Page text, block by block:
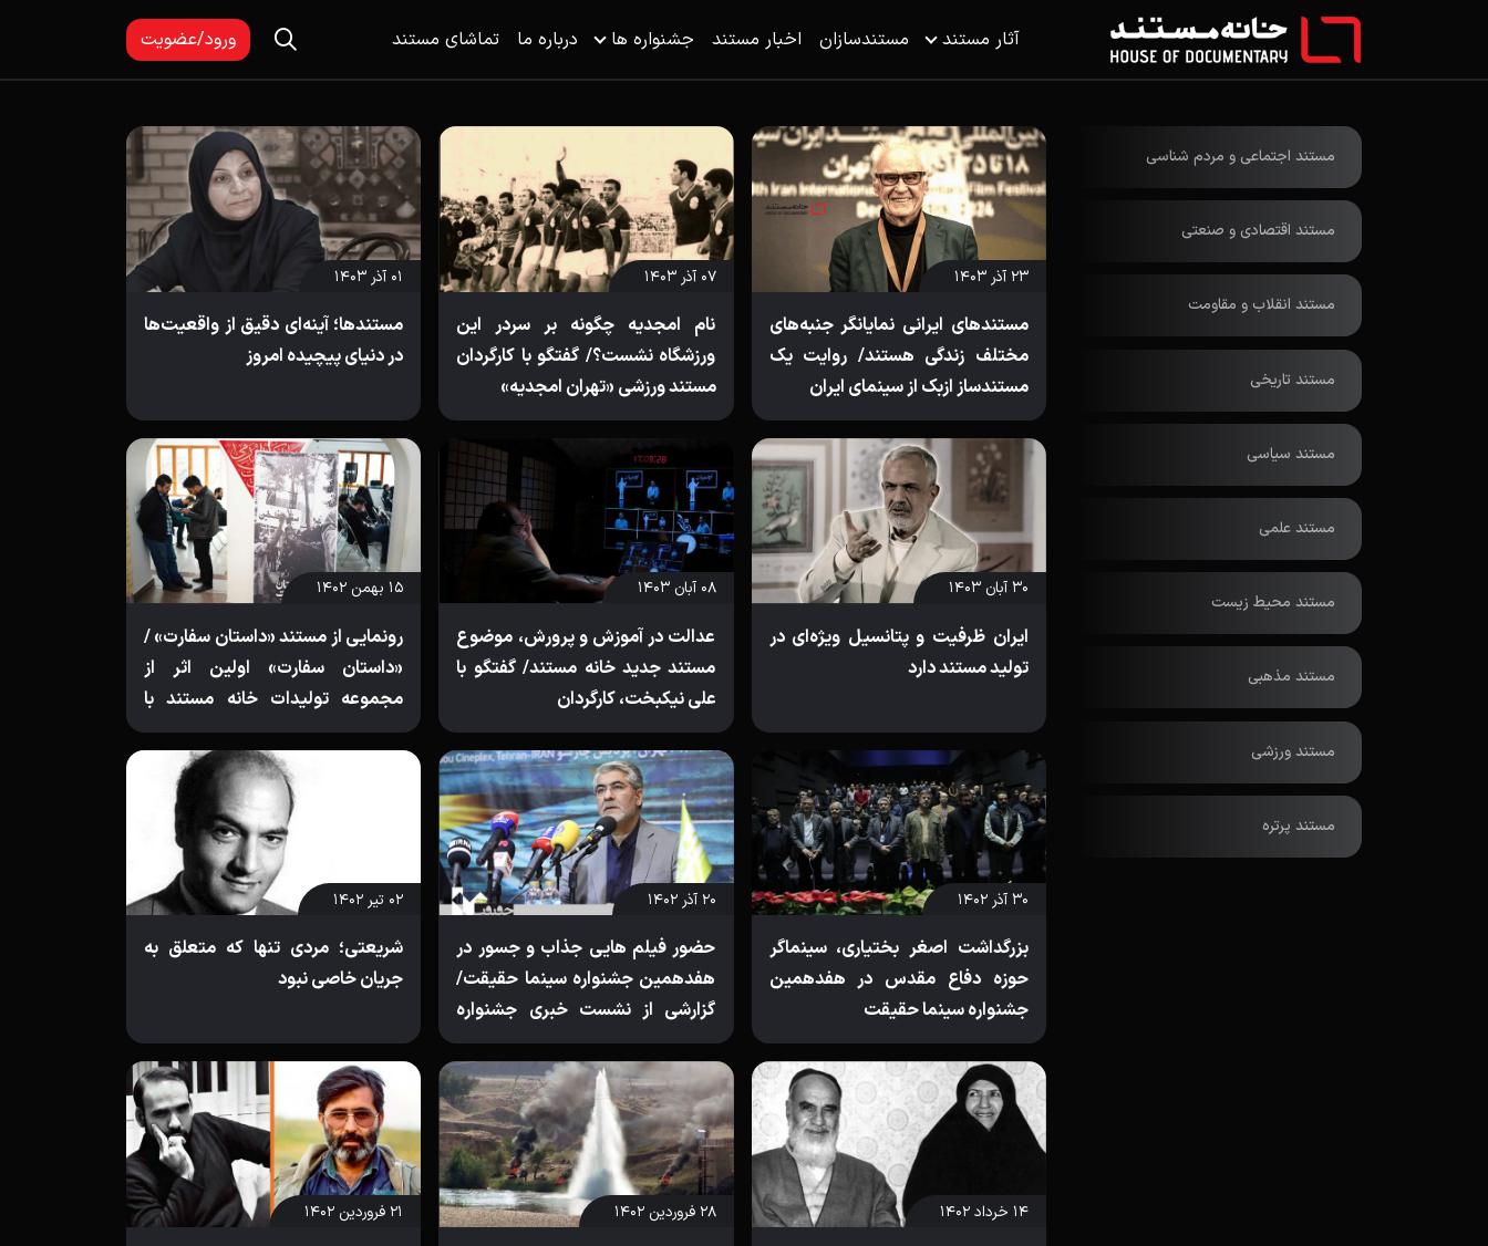
آثار مستند مستندسازان اخبار مستند جشنواره ها درباره ما تماشای مستند ورود/عضویت
مستند اجتماعی و مردم شناسی
مستند اقتصادی و صنعتی
مستند انقلاب و مقاومت
مستند تاریخی
مستند سیاسی
مستند علمی
مستند محیط زیست
مستند مذهبی
مستند ورزشی
مستند پرتره
۲۳ آذر ۱۴۰۳
مستندهای ایرانی نمایانگر جنبه‌های
مختلف زندگی هستند/ روایت یک
مستندساز ازبک از سینمای ایران
۰۷ آذر ۱۴۰۳
نام امجدیه چگونه بر سردر این
ورزشگاه نشست؟/ گفتگو با کارگردان
مستند ورزشی «تهران امجدیه»
۰۱ آذر ۱۴۰۳
مستندها؛ آینه‌ای دقیق از واقعیت‌ها
در دنیای پیچیده امروز
۳۰ آبان ۱۴۰۳
ایران ظرفیت و پتانسیل ویژه‌ای در
تولید مستند دارد
۰۸ آبان ۱۴۰۳
عدالت در آموزش و پرورش، موضوع
مستند جدید خانه مستند/ گفتگو با
علی نیکبخت، کارگردان
۱۵ بهمن ۱۴۰۲
رونمایی از مستند «داستان سفارت» /
«داستان سفارت» اولین اثر از
مجموعه تولیدات خانه مستند با
موضوع فلسطین
۳۰ آذر ۱۴۰۲
بزرگداشت اصغر بختیاری، سینماگر
حوزه دفاع مقدس در هفدهمین
جشنواره سینما حقیقت
۲۰ آذر ۱۴۰۲
حضور فیلم هایی جذاب و جسور در
هفدهمین جشنواره سینما حقیقت/
گزارشی از نشست خبری جشنواره
هفدهم
۰۲ تیر ۱۴۰۲
شریعتی؛ مردی تنها که متعلق به
جریان خاصی نبود
۱۴ خرداد ۱۴۰۲ ۲۸ فروردین ۱۴۰۲ ۲۱ فروردین ۱۴۰۲